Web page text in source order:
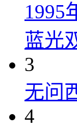
1995
蓝光
3
无问
4